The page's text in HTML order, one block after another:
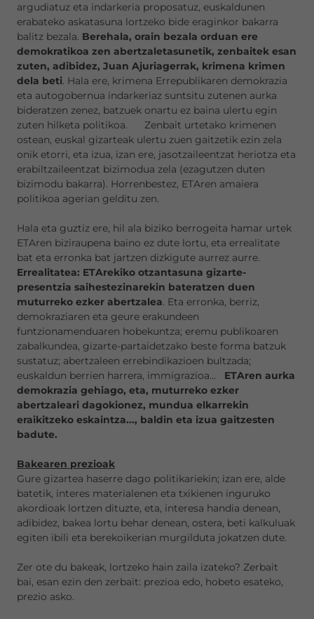
argudiatuz eta indarkeria proposatuz, euskaldunen
erabateko askatasuna lortzeko bide eraginkor bakarra
balitz bezala. Berehala, orain bezala orduan ere
demokratikoa zen abertzaletasunetik, zenbaitek esan
zuten, adibidez, Juan Ajuriagerrak, krimena krimen
dela beti. Hala ere, krimena Errepublikaren demokrazia
eta autogobernua indarkeriaz suntsitu zutenen aurka
bideratzen zenez, batzuek onartu ez baina ulertu egin
zuten hilketa politikoa. Zenbait urtetako krimenen
ostean, euskal gizarteak ulertu zuen gaitzetik ezin zela
onik etorri, eta izua, izan ere, jasotzaileentzat heriotza eta
erabiltzaileentzat bizimodua zela (ezagutzen duten
bizimodu bakarra). Horrenbestez, ETAren amaiera
politikoa agerian gelditu zen.
Hala eta guztiz ere, hil ala biziko berrogeita hamar urtek
ETAren biziraupena baino ez dute lortu, eta errealitate
bat eta erronka bat jartzen dizkigute aurrez aurre.
Errealitatea: ETArekiko otzantasuna gizarte-
presentzia saihestezinarekin bateratzen duen
muturreko ezker abertzalea. Eta erronka, berriz,
demokraziaren eta geure erakundeen
funtzionamenduaren hobekuntza; eremu publikoaren
zabalkundea, gizarte-partaidetzako beste forma batzuk
sustatuz; abertzaleen errebindikazioen bultzada;
euskaldun berrien harrera, immigrazioa... ETAren aurka
demokrazia gehiago, eta, muturreko ezker
abertzaleari dagokionez, mundua elkarrekin
eraikitzeko eskaintza..., baldin eta izua gaitzesten
badute.
Bakearen prezioak
Gure gizartea haserre dago politikariekin; izan ere, alde
batetik, interes materialenen eta txikienen inguruko
akordioak lortzen dituzte, eta, interesa handia denean,
adibidez, bakea lortu behar denean, ostera, beti kalkuluak
egiten ibili eta berekoikerian murgilduta jokatzen dute.
Zer ote du bakeak, lortzeko hain zaila izateko? Zerbait
bai, esan ezin den zerbait: prezioa edo, hobeto esateko,
prezio asko.